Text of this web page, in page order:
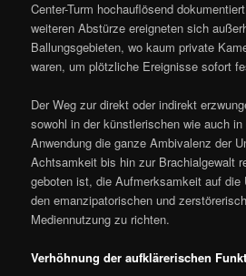
Center-Turm hochauflösend
weiteren Abstürze ereigneten sich
Ballungsgebieten, wo kaum private
waren, um plötzliche Ereignisse sofort
Der Weg zur direkt oder indirekt
sowohl in der künstlerischen wie auch
Anwendung die ganze Ambivalenz der
Achtsamkeit bis hin zur Brachialgewalt
geboten ist, die Aufmerksamkeit auf die
den emanzipatorischen und
Mediennutzung zu richten.
Verhöhnung der aufklärerischen